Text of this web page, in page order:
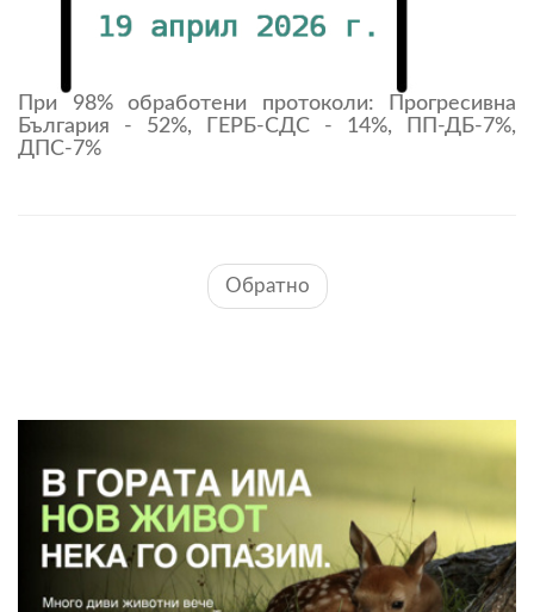
При 98% обработени протоколи: Прогресивна
България - 52%, ГЕРБ-СДС - 14%, ПП-ДБ-7%,
ДПС-7%
Обратно